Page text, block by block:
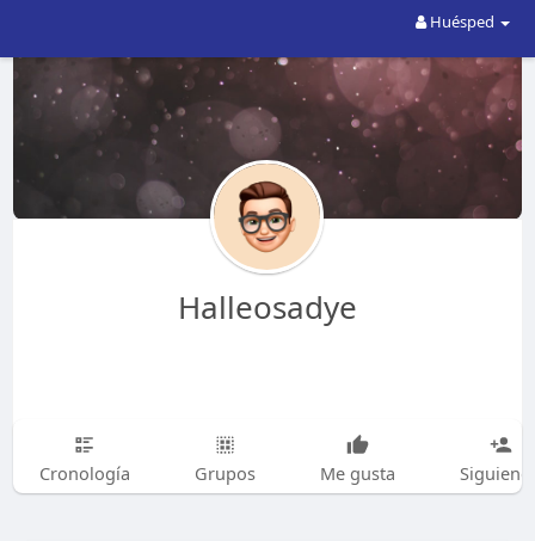
Huésped
Halleosadye
Cronología Grupos Me gusta